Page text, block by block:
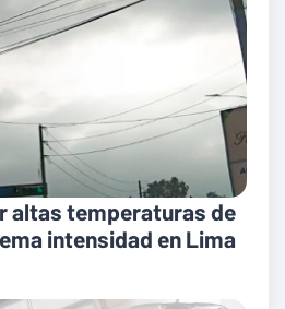
altas temperaturas de
intensidad en Lima